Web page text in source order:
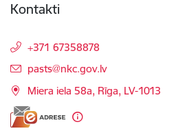
Kontakti
+371 67358878
E-pasts:
pasts@nkc.gov.lv
Miera iela 58a, Rīga, LV-1013